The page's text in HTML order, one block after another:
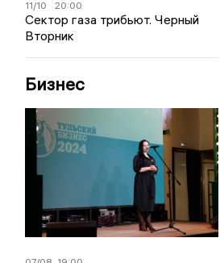
11/10 20:00
Сектор газа трибьют. Черный
Вторник
Бизнес